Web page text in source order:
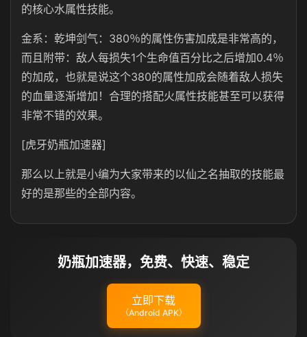
的核心水属性技能。
金系：乾坤剑气：380％的属性伤害加成是非常高的，
而且附带：敌人每损失1个生命值百分比之后增加0.4％
的加成，也就是说这个380的属性加成会随着敌人损失
的血量逐渐增加！合理的搭配火属性技能甚至可以获得
非常不错的效果。
[虎牙奶瓶加速器]
那么以上就是小编为大家带来的以仙之名抽取的技能最
好的是那些的全部内容。
奶瓶加速器，免费、快速、稳定
立即下载
（Android APK）